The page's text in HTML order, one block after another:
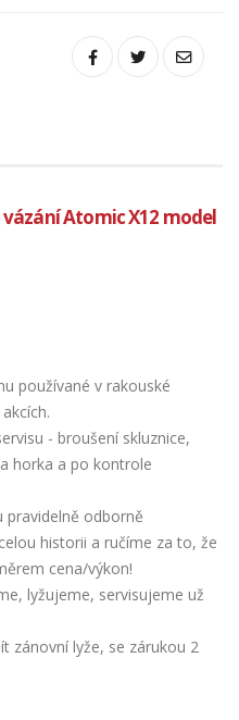
vázání Atomic X12 model
používané v rakouské
- broušení skluznice,
horka a po kontrole
pravidelně odborně
historii a ručíme za to, že
cena/výkon!
lyžujeme, servisujeme už
zánovní lyže, se zárukou 2